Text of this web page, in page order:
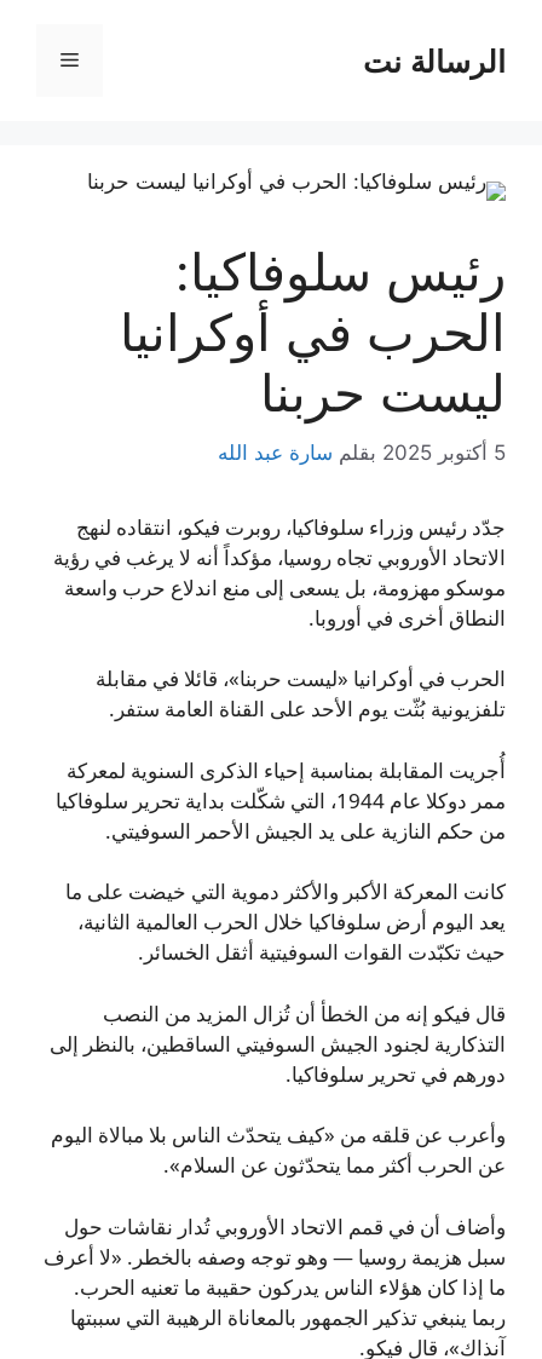
المحتوىالرسالة نت القائمة
رئيس سلوفاكيا:
الحرب في أوكرانيا
ليست حربنا
5 أكتوبر 2025 بقلم سارة عبد الله
جدّد رئيس وزراء سلوفاكيا، روبرت فيكو، انتقاده لنهج
الاتحاد الأوروبي تجاه روسيا، مؤكداً أنه لا يرغب في رؤية
موسكو مهزومة، بل يسعى إلى منع اندلاع حرب واسعة
النطاق أخرى في أوروبا.
الحرب في أوكرانيا «ليست حربنا»، قائلا في مقابلة
تلفزيونية بُثّت يوم الأحد على القناة العامة ستفر.
أُجريت المقابلة بمناسبة إحياء الذكرى السنوية لمعركة
ممر دوكلا عام 1944، التي شكّلت بداية تحرير سلوفاكيا
من حكم النازية على يد الجيش الأحمر السوفيتي.
كانت المعركة الأكبر والأكثر دموية التي خيضت على ما
يعد اليوم أرض سلوفاكيا خلال الحرب العالمية الثانية،
حيث تكبّدت القوات السوفيتية أثقل الخسائر.
قال فيكو إنه من الخطأ أن تُزال المزيد من النصب
التذكارية لجنود الجيش السوفيتي الساقطين، بالنظر إلى
دورهم في تحرير سلوفاكيا.
وأعرب عن قلقه من «كيف يتحدّث الناس بلا مبالاة اليوم
عن الحرب أكثر مما يتحدّثون عن السلام».
وأضاف أن في قمم الاتحاد الأوروبي تُدار نقاشات حول
سبل هزيمة روسيا — وهو توجه وصفه بالخطر. «لا أعرف
ما إذا كان هؤلاء الناس يدركون حقيبة ما تعنيه الحرب.
ربما ينبغي تذكير الجمهور بالمعاناة الرهيبة التي سببتها
آنذاك»، قال فيكو.